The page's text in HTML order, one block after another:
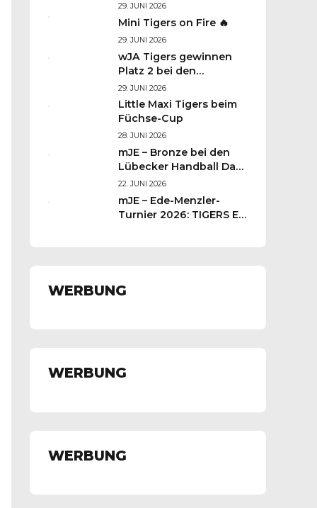
29. JUNI 2026
Mini Tigers on Fire 🔥
29. JUNI 2026
wJA Tigers gewinnen
Platz 2 bei den
Lübecker
Handballtagen 2026
29. JUNI 2026
Little Maxi Tigers beim
Füchse-Cup
28. JUNI 2026
mJE – Bronze bei den
Lübecker Handball Days
– Was für ein
Wochenende für unsere
kleinen TIGERS
22. JUNI 2026
mJE – Ede-Menzler-
Turnier 2026: TIGERS E-
WERBUNG
WERBUNG
WERBUNG